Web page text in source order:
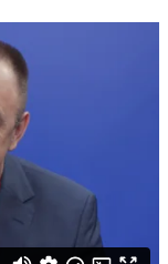
о
Значит